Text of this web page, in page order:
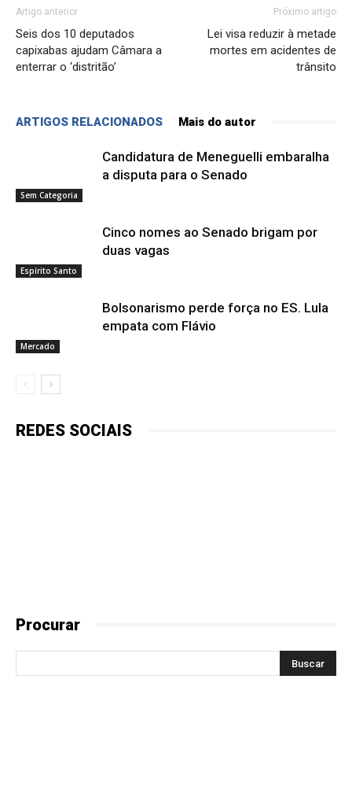
Artigo anterior
Seis dos 10 deputados
capixabas ajudam Câmara a
enterrar o ‘distritão’
Próximo artigo
Lei visa reduzir à metade
mortes em acidentes de
trânsito
ARTIGOS RELACIONADOS Mais do autor
Sem Categoria
Candidatura de Meneguelli embaralha
a disputa para o Senado
Espírito Santo
Cinco nomes ao Senado brigam por
duas vagas
Mercado
Bolsonarismo perde força no ES. Lula
empata com Flávio
REDES SOCIAIS
Procurar